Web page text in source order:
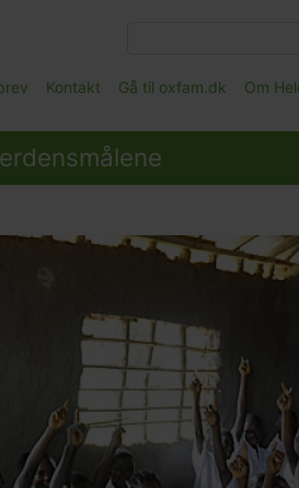
Kontakt Gå til oxfam.dk Om